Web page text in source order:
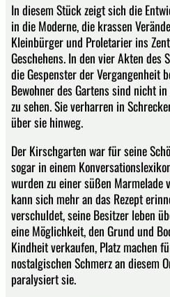
In diesem Stück zeigt sich die
in die Moderne, die krassen
Kleinbürger und Proletarier ins
Geschehens. In den vier Akten des
die Gespenster der Vergangenheit
Bewohner des Gartens sind nicht
zu sehen. Sie verharren in
über sie hinweg.
Der Kirschgarten war für seine
sogar in einem
wurden zu einer süßen Marmelade
kann sich mehr an das Rezept
verschuldet, seine Besitzer leben
eine Möglichkeit, den Grund und
Kindheit verkaufen, Platz machen
nostalgischen Schmerz an diesem
paralysiert sie.